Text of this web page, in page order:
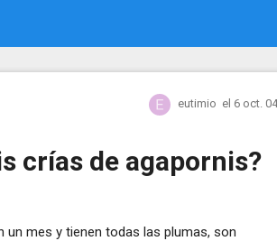
eutimio el 6 oct. 04
crías de agapornis?
un mes y tienen todas las plumas, son